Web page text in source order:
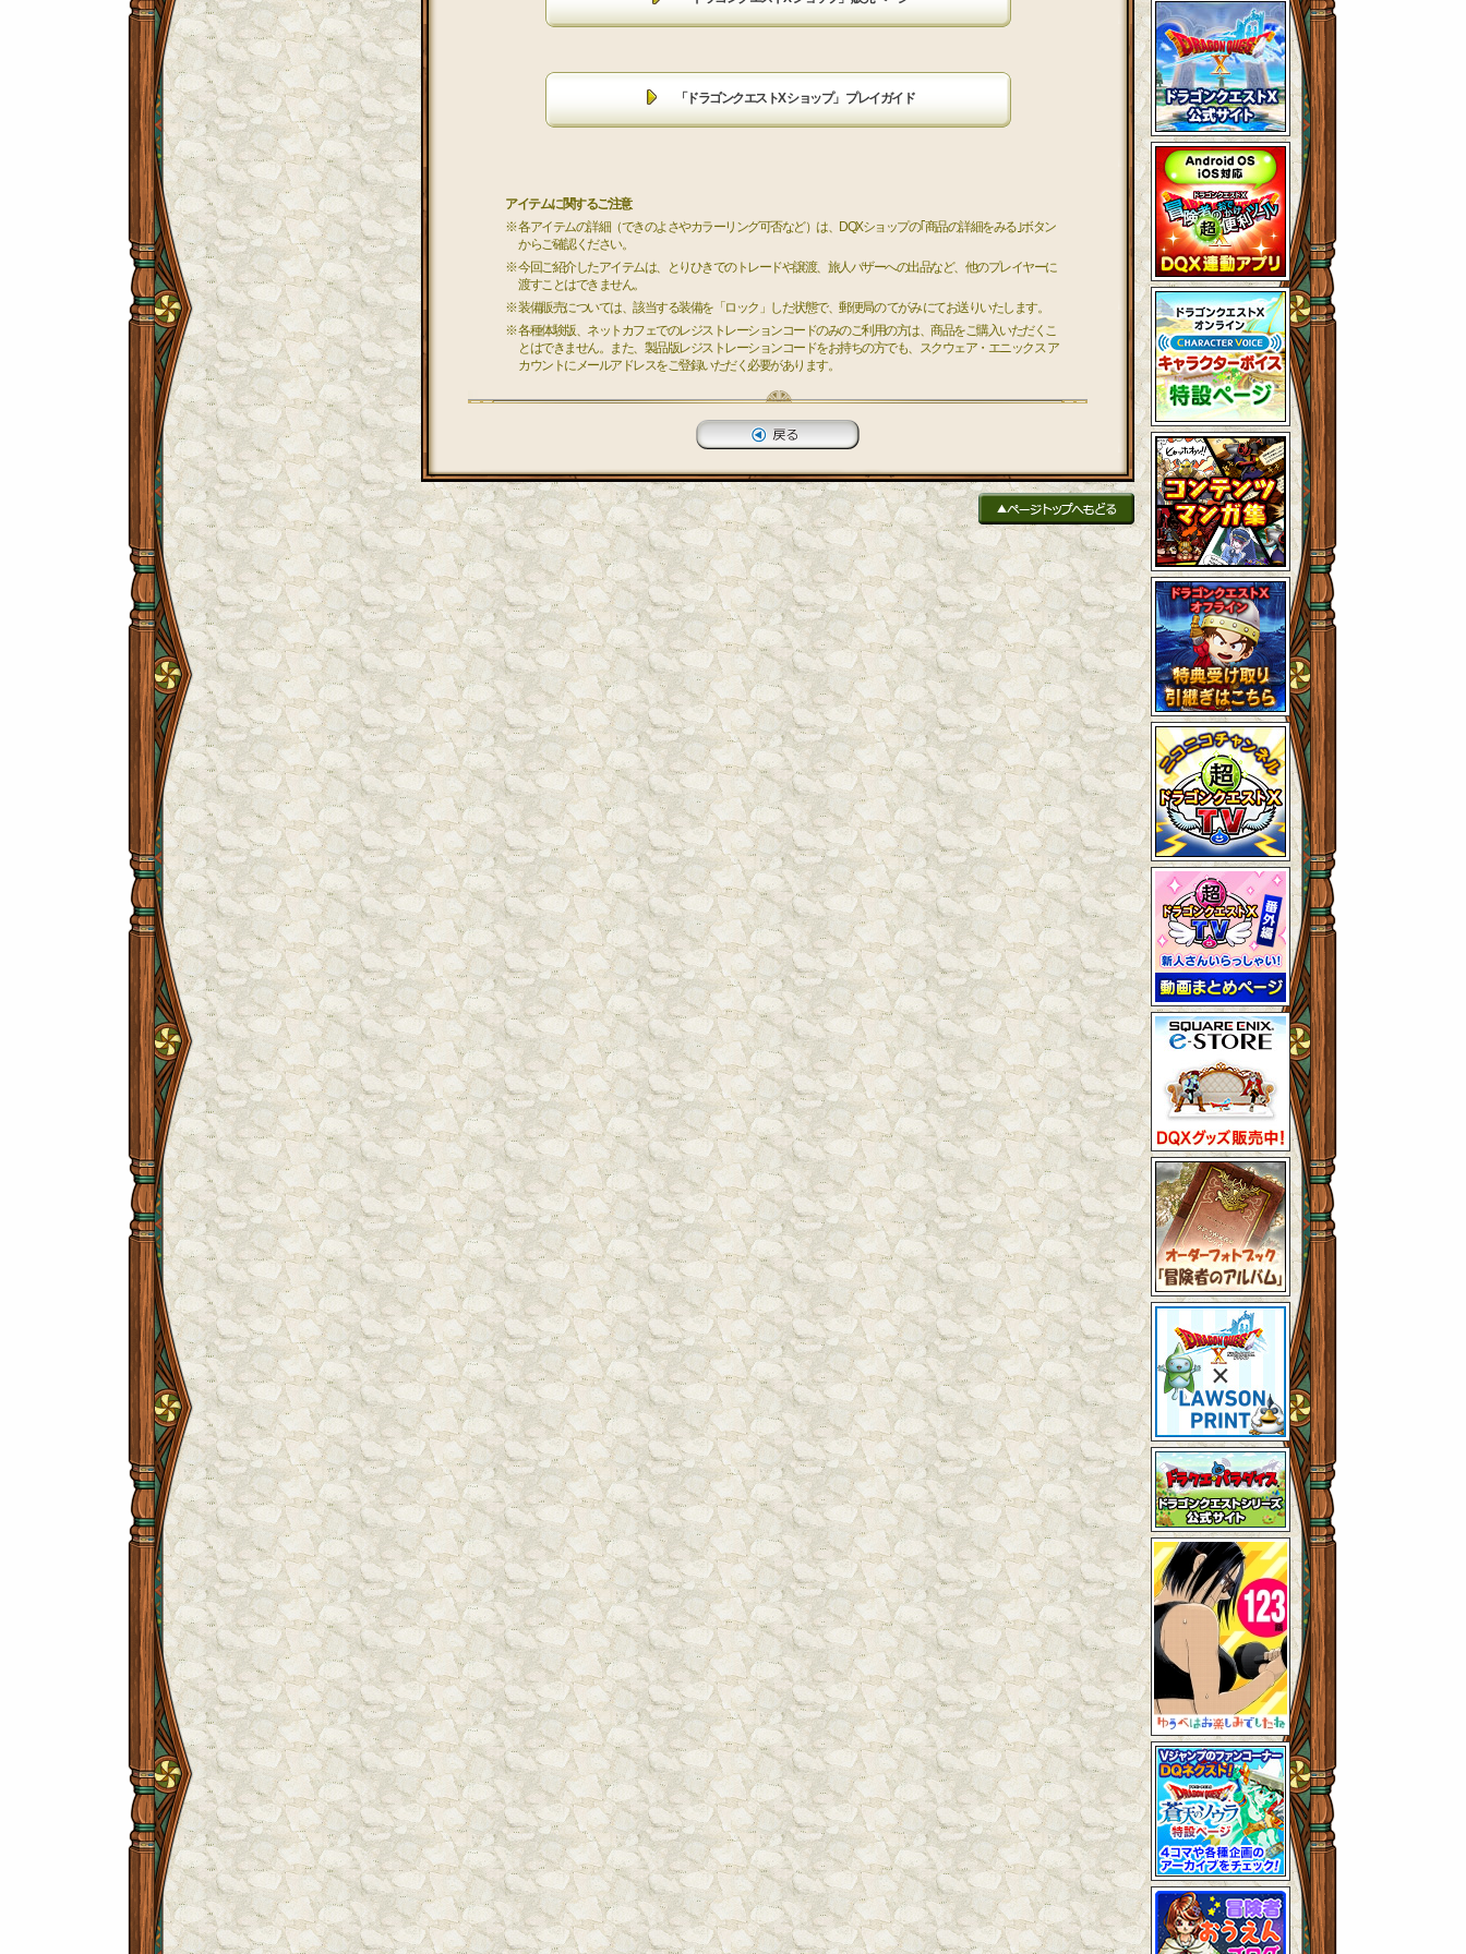
「ドラゴンクエストX ショップ」 プレイガイド
アイテムに関するご注意
※ 各アイテムの詳細（できのよさやカラーリング可否など）は、DQXショップの｢商品の詳細をみる｣ボタン
からご確認ください。
※ 今回ご紹介したアイテムは、とりひきでのトレードや譲渡、旅人バザーへの出品など、他のプレイヤーに
渡すことはできません。
※ 装備販売については、該当する装備を「ロック」した状態で、郵便局の てがみ にてお送りいたします。
※ 各種体験版、ネットカフェでのレジストレーションコードのみのご利用の方は、商品をご購入いただくこ
とはできません。また、製品版レジストレーションコードをお持ちの方でも、スクウェア・エニックス ア
カウントにメールアドレスをご登録いただく必要があります。